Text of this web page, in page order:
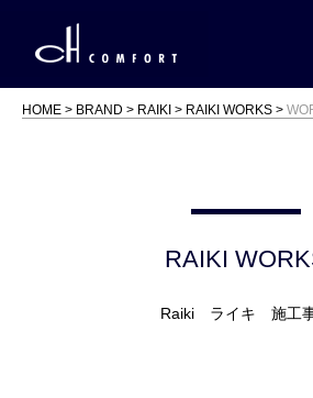
HOME BRAND RAIKI RAIKI WORKS
RAIKI
Raiki ライキ 施工